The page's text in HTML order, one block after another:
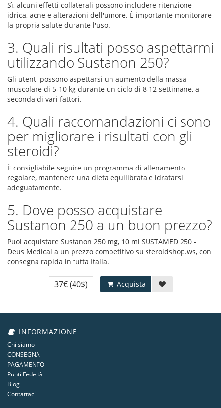
Sì, alcuni effetti collaterali possono includere ritenzione
idrica, acne e alterazioni dell'umore. È importante monitorare
la propria salute durante l'uso.
3. Quali risultati posso aspettarmi
utilizzando Sustanon 250?
Gli utenti possono aspettarsi un aumento della massa
muscolare di 5-10 kg durante un ciclo di 8-12 settimane, a
seconda di vari fattori.
4. Quali raccomandazioni ci sono
per migliorare i risultati con gli
steroidi?
È consigliabile seguire un programma di allenamento
regolare, mantenere una dieta equilibrata e idratarsi
adeguatamente.
5. Dove posso acquistare
Sustanon 250 a un buon prezzo?
Puoi acquistare Sustanon 250 mg, 10 ml SUSTAMED 250 -
Deus Medical a un prezzo competitivo su steroidshop.ws, con
consegna rapida in tutta Italia.
37€(40$) Acquista
INFORMAZIONE
Chi siamo
CONSEGNA
PAGAMENTO
Punti Fedeltà
Blog
Contattaci